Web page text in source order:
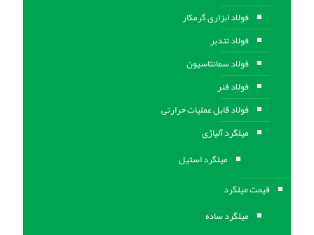
فولاد ابزاری گرمکار
فولاد تندبر
فولاد سمانتاسیون
فولاد فنر
فولاد قابل عملیات حرارتی
ميلگرد آلیاژی
میلگرد استیل
قیمت میلگرد
میلگرد ساده